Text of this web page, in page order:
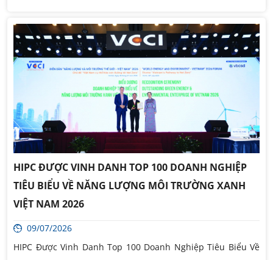
HIPC ĐƯỢC VINH DANH TOP 100 DOANH NGHIỆP
TIÊU BIỂU VỀ NĂNG LƯỢNG MÔI TRƯỜNG XANH
VIỆT NAM 2026
09/07/2026
HIPC Được Vinh Danh Top 100 Doanh Nghiệp Tiêu Biểu Về